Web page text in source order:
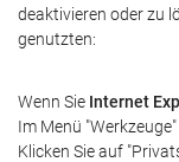
deaktivieren oder zu
genutzten:
Wenn Sie Internet
Im Menü
Klicken Sie auf